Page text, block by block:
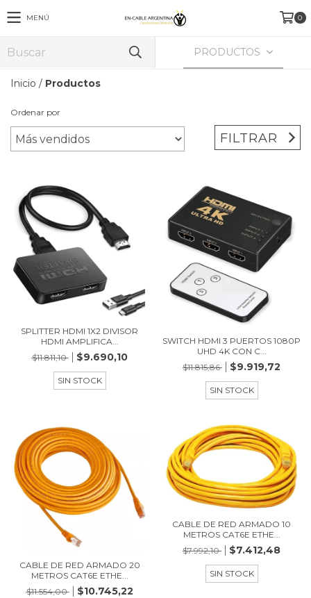
MENÚ 0
PRODUCTOS
Inicio / Productos
Ordenar por
FILTRAR
SPLITTER HDMI 1X2 DIVISOR
HDMI AMPLIFICA...
$11.811,10
$9.690,10
SIN STOCK
SWITCH HDMI 3 PUERTOS 1080P
UHD 4K CON C...
$11.815,86
$9.919,72
SIN STOCK
CABLE DE RED ARMADO 20
METROS CAT6E ETHE...
$11.554,00
$10.745,22
CABLE DE RED ARMADO 10
METROS CAT6E ETHE...
$7.992,10
$7.412,48
SIN STOCK